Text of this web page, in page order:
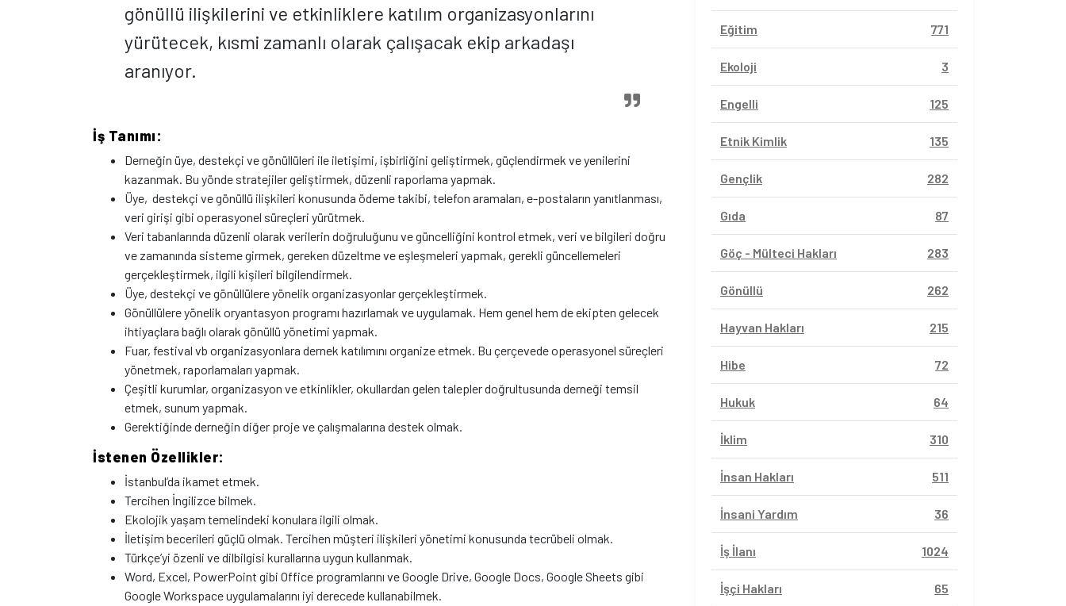
gönüllü ilişkilerini ve etkinliklere katılım organizasyonlarını
yürütecek, kısmi zamanlı olarak çalışacak ekip arkadaşı
aranıyor.
İş Tanımı:
Derneğin üye, destekçi ve gönüllüleri ile iletişimi, işbirliğini geliştirmek, güçlendirmek ve yenilerini
kazanmak. Bu yönde stratejiler geliştirmek, düzenli raporlama yapmak.
Üye, destekçi ve gönüllü ilişkileri konusunda ödeme takibi, telefon aramaları, e-postaların yanıtlanması,
veri girişi gibi operasyonel süreçleri yürütmek.
Veri tabanlarında düzenli olarak verilerin doğruluğunu ve güncelliğini kontrol etmek, veri ve bilgileri doğru
ve zamanında sisteme girmek, gereken düzeltme ve eşleşmeleri yapmak, gerekli güncellemeleri
gerçekleştirmek, ilgili kişileri bilgilendirmek.
Üye, destekçi ve gönüllülere yönelik organizasyonlar gerçekleştirmek.
Gönüllülere yönelik oryantasyon programı hazırlamak ve uygulamak. Hem genel hem de ekipten gelecek
ihtiyaçlara bağlı olarak gönüllü yönetimi yapmak.
Fuar, festival vb organizasyonlara dernek katılımını organize etmek. Bu çerçevede operasyonel süreçleri
yönetmek, raporlamaları yapmak.
Çeşitli kurumlar, organizasyon ve etkinlikler, okullardan gelen talepler doğrultusunda derneği temsil
etmek, sunum yapmak.
Gerektiğinde derneğin diğer proje ve çalışmalarına destek olmak.
İstenen Özellikler:
İstanbul’da ikamet etmek.
Tercihen İngilizce bilmek.
Ekolojik yaşam temelindeki konulara ilgili olmak.
İletişim becerileri güçlü olmak. Tercihen müşteri ilişkileri yönetimi konusunda tecrübeli olmak.
Türkçe’yi özenli ve dilbilgisi kurallarına uygun kullanmak.
Word, Excel, PowerPoint gibi Office programlarını ve Google Drive, Google Docs, Google Sheets gibi
Google Workspace uygulamalarını iyi derecede kullanabilmek.
Eğitim 771
Ekoloji 3
Engelli 125
Etnik Kimlik 135
Gençlik 282
Gıda 87
Göç - Mülteci Hakları 283
Gönüllü 262
Hayvan Hakları 215
Hibe 72
Hukuk 64
İklim 310
İnsan Hakları 511
İnsani Yardım 36
İş İlanı 1024
İşçi Hakları 65